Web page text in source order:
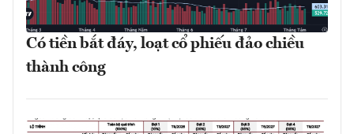
Có tiền bắt đáy, loạt cổ phiếu đảo chiều
thành công